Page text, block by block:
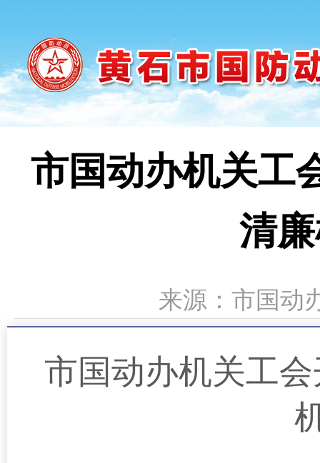
市国动办机关工
清
来源：市国
市国动办机关工